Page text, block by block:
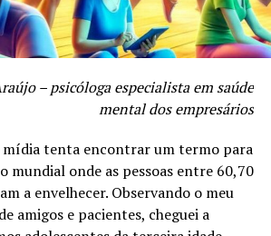
– psicóloga especialista em saúde
mental dos empresários
mídia tenta encontrar um termo para
mundial onde as pessoas entre 60,70
a envelhecer. Observando o meu
amigos e pacientes, cheguei a